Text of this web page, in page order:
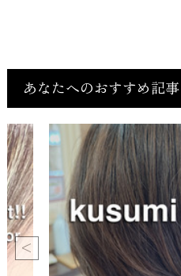
あなたへのおすすめ記事